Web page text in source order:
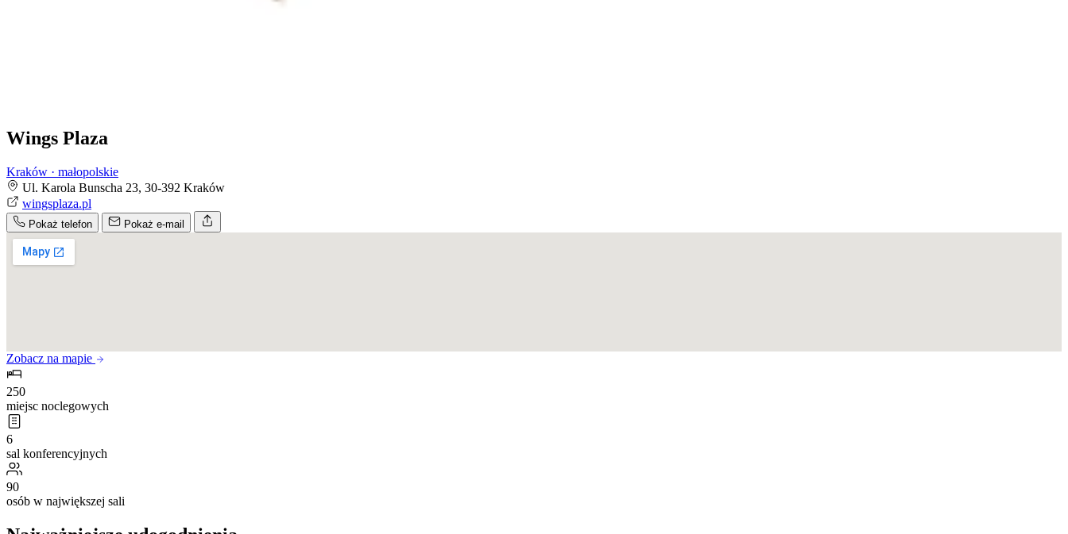
Wings Plaza
Kraków · małopolskie
Ul. Karola Bunscha 23, 30-392 Kraków
wingsplaza.pl
Pokaż telefon Pokaż e-mail
Zobacz na mapie
250
miejsc noclegowych
6
sal konferencyjnych
90
osób w największej sali